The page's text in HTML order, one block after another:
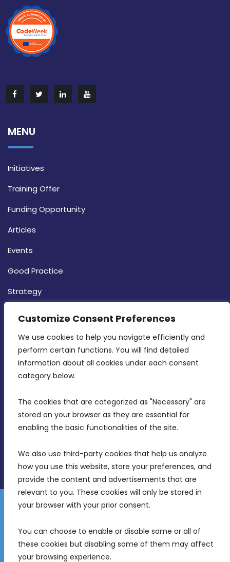
Customize Consent Preferences
We use cookies to help you navigate efficiently and
perform certain functions. You will find detailed
information about all cookies under each consent
category below.
The cookies that are categorized as "Necessary" are
stored on your browser as they are essential for
enabling the basic functionalities of the site.
We also use third-party cookies that help us analyze
how you use this website, store your preferences, and
provide the content and advertisements that are
relevant to you. These cookies will only be stored in
your browser with your prior consent.
You can choose to enable or disable some or all of
these cookies but disabling some of them may affect
your browsing experience.
MENU
Initiatives
Training Offer
Funding Opportunity
Articles
Events
Good Practice
Strategy
MDIA, Twenty20 Business Centre, Triq l-
Intornjatur, Zone 3, Central Business District,
Birkirkara, CBD 3050
info@mdia.gov.mt
Disclaimer
Gender Equality Plan
Freedom of Information
© 2026 Malta Digital Innovation. All Rights Reserved.